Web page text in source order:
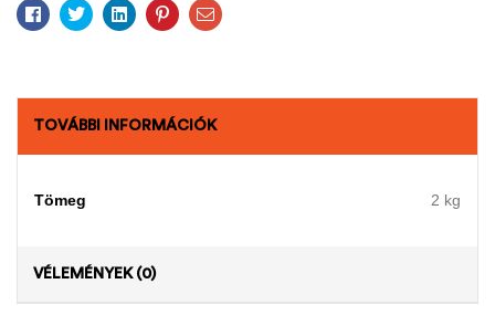
Facebook
TwitterLinkedinPinterestEmail
TOVÁBBI INFORMÁCIÓK
Tömeg 2 kg
VÉLEMÉNYEK (0)